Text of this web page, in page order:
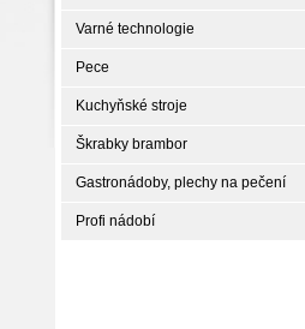
Varné technologie
Pece
Kuchyňské stroje
Škrabky brambor
Gastronádoby, plechy na pečení
Profi nádobí